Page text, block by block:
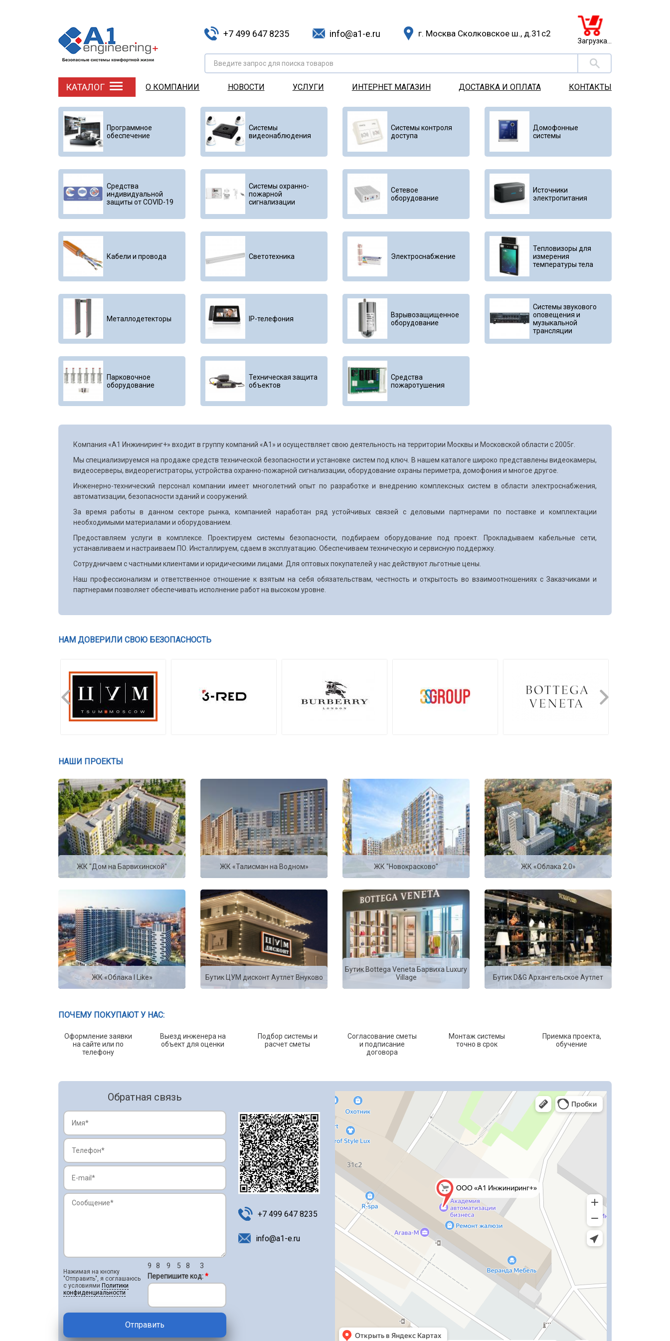
+7 499 647 8235 info@a1-e.ru г. Москва Сколковское ш., д.31с2
Загрузка...
Введите запрос для поиска товаров
КАТАЛОГ О КОМПАНИИ НОВОСТИ УСЛУГИ ИНТЕРНЕТ МАГАЗИН ДОСТАВКА И ОПЛАТА КОНТАКТЫ
Программное
обеспечение
Системы
видеонаблюдения
Системы контроля
доступа
Домофонные
системы
Средства
индивидуальной
защиты от COVID-19
Системы охранно-
пожарной
сигнализации
Сетевое
оборудование
Источники
электропитания
Кабели и провода Светотехника Электроснабжение
Тепловизоры для
измерения
температуры тела
Металлодетекторы IP-телефония
Взрывозащищенное
оборудование
Системы звукового
оповещения и
музыкальной
трансляции
Парковочное
оборудование
Техническая защита
объектов
Средства
пожаротушения
Компания «А1 Инжиниринг+» входит в группу компаний «А1» и осуществляет свою деятельность на территории Москвы и Московской области с 2005г.
Мы специализируемся на продаже средств технической безопасности и установке систем под ключ. В нашем каталоге широко представлены видеокамеры,
видеосерверы, видеорегистраторы, устройства охранно-пожарной сигнализации, оборудование охраны периметра, домофония и многое другое.
Инженерно-технический персонал компании имеет многолетний опыт по разработке и внедрению комплексных систем в области электроснабжения,
автоматизации, безопасности зданий и сооружений.
За время работы в данном секторе рынка, компанией наработан ряд устойчивых связей с деловыми партнерами по поставке и комплектации
необходимыми материалами и оборудованием.
Предоставляем услуги в комплексе. Проектируем системы безопасности, подбираем оборудование под проект. Прокладываем кабельные сети,
устанавливаем и настраиваем ПО. Инсталлируем, сдаем в эксплуатацию. Обеспечиваем техническую и сервисную поддержку.
Сотрудничаем с частными клиентами и юридическими лицами. Для оптовых покупателей у нас действуют льготные цены.
Наш профессионализм и ответственное отношение к взятым на себя обязательствам, честность и открытость во взаимоотношениях с Заказчиками и
партнерами позволяет обеспечивать исполнение работ на высоком уровне.
НАМ ДОВЕРИЛИ СВОЮ БЕЗОПАСНОСТЬ
НАШИ ПРОЕКТЫ
ЖК "Дом на Барвихинской" ЖК «Талисман на Водном» ЖК "Новокрасково" ЖК «Облака 2.0»
ЖК «Облака I Like» Бутик ЦУМ дисконт Аутлет Внуково
Бутик Bottega Veneta Барвиха Luxury
Village
Бутик D&G Архангельское Аутлет
ПОЧЕМУ ПОКУПАЮТ У НАС:
Оформление заявки
на сайте или по
телефону
Выезд инженера на
объект для оценки
Подбор системы и
расчет сметы
Согласование сметы
и подписание
договора
Монтаж системы
точно в срок
Приемка проекта,
обучение
Обратная связь
Нажимая на кнопку
"Отправить", я соглашаюсь
с условиями Политики
конфиденциальности
3
9 5 8
9
8
Перепишите код:*
+7 499 647 8235
info@a1-e.ru